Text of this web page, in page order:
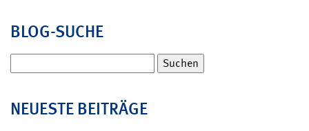
BLOG-SUCHE
nach:
NEUESTE BEITRÄGE